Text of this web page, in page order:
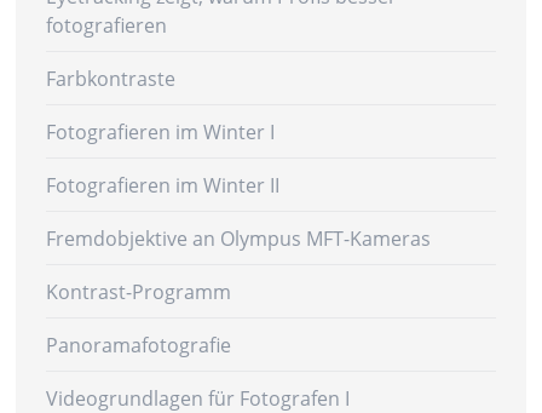
fotografieren
Farbkontraste
Fotografieren im Winter I
Fotografieren im Winter II
Fremdobjektive an Olympus MFT-Kameras
Kontrast-Programm
Panoramafotografie
Videogrundlagen für Fotografen I